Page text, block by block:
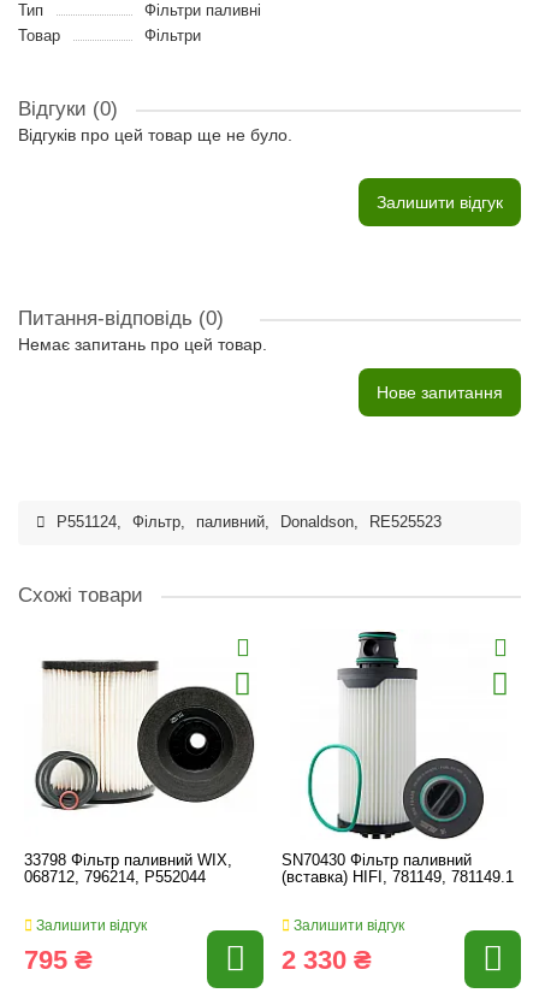
Тип
Фільтри паливні
Товар
Фільтри
Відгуки (0)
Відгуків про цей товар ще не було.
Залишити відгук
Питання-відповідь (0)
Немає запитань про цей товар.
Нове запитання
P551124, Фільтр, паливний, Donaldson, RE525523
Схожі товари
33798 Фільтр паливний WIX,
068712, 796214, P552044
Залишити відгук
795 ₴
SN70430 Фільтр паливний
(вставка) HIFI, 781149, 781149.1
Залишити відгук
2 330 ₴